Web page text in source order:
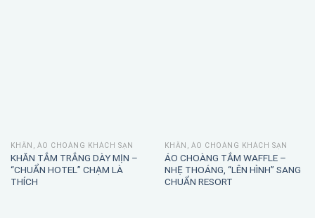
KHĂN, ÁO CHOÀNG KHÁCH SẠN
KHĂN TẮM TRẮNG DÀY MỊN –
“CHUẨN HOTEL” CHẠM LÀ
THÍCH
KHĂN, ÁO CHOÀNG KHÁCH SẠN
ÁO CHOÀNG TẮM WAFFLE –
NHẸ THOÁNG, “LÊN HÌNH” SANG
CHUẨN RESORT